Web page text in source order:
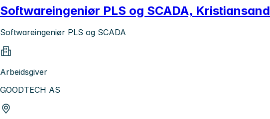
Softwareingeniør PLS og SCADA, Kristiansand
Softwareingeniør PLS og SCADA
Arbeidsgiver
GOODTECH AS